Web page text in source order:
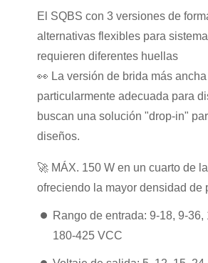
El SQBS con 3 versiones de
alternativas flexibles para
requieren diferentes huellas
👀 La versión de brida más
particularmente adecuada para
buscan una solución "drop-in"
diseños.
🚀MÁX. 150 W en un cuarto de
ofreciendo la mayor densidad de
Rango de entrada: 9-18, 9-36,
180-425 VCC